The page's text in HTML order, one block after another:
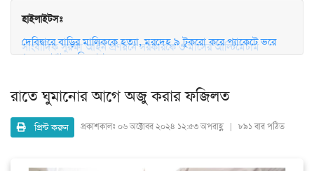
হাইলাইটসঃ
সাংবাদিক সুরক্ষা আইন প্রণয়নে সরকারকে ৩ মাসের আল্টিমেটাম
রাতে ঘুমানোর আগে অজু করার ফজিলত
প্রিন্ট করুন প্রকাশকালঃ ০৬ অক্টোবর ২০২৪ ১২:৫৩ অপরাহ্ণ | ৮৯১ বার পঠিত